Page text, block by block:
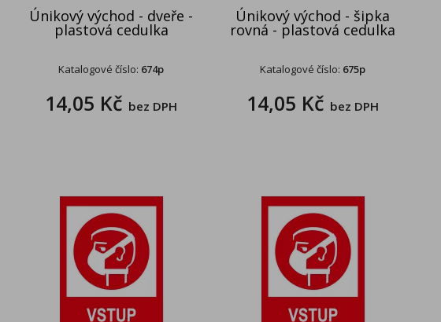
Únikový východ - dveře -
plastová cedulka
Katalogové číslo: 674p
14,05 Kč bez DPH
Únikový východ - šipka
rovná - plastová cedulka
Katalogové číslo: 675p
14,05 Kč bez DPH